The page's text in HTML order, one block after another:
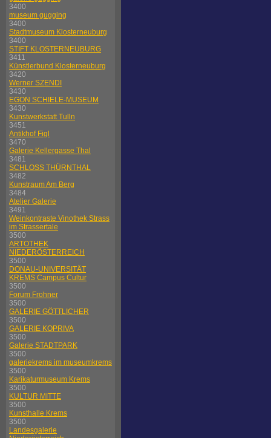
3400
museum gugging
3400
Stadtmuseum Klosterneuburg
3400
STIFT KLOSTERNEUBURG
3411
Künstlerbund Klosterneuburg
3420
Werner SZENDI
3430
EGON SCHIELE-MUSEUM
3430
Kunstwerkstatt Tulln
3451
Antikhof Figl
3470
Galerie Kellergasse Thal
3481
SCHLOSS THÜRNTHAL
3482
Kunstraum Am Berg
3484
Atelier Galerie
3491
Weinkontraste Vinothek Strass
im Strassertale
3500
ARTOTHEK
NIEDERÖSTERREICH
3500
DONAU-UNIVERSITÄT
KREMS Campus Cultur
3500
Forum Frohner
3500
GALERIE GÖTTLICHER
3500
GALERIE KOPRIVA
3500
Galerie STADTPARK
3500
galeriekrems im museumkrems
3500
Karikaturmuseum Krems
3500
KULTUR MITTE
3500
Kunsthalle Krems
3500
Landesgalerie